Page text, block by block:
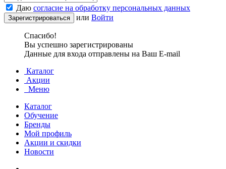
Даю согласие на обработку персональных данных
или Войти
Спасибо!
Вы успешно зарегистрированы
Данные для входа отправлены на Ваш E-mail
Каталог
Акции
Меню
Каталог
Обучение
Бренды
Мой профиль
Акции и скидки
Новости